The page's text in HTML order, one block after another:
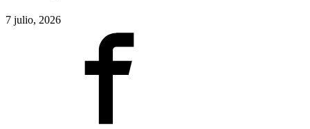
7 julio, 2026